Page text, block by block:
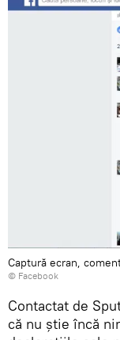
Captură ecran,
© Facebook
Contactat de
că nu știe încă